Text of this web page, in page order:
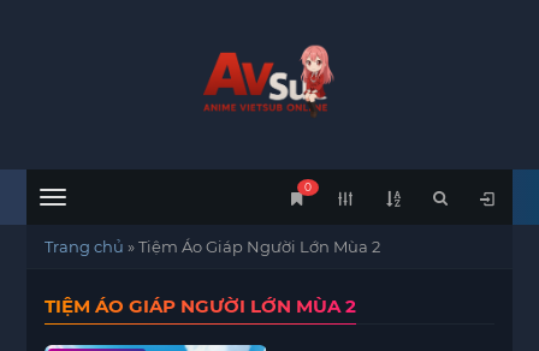
Menu
0
Trang chủ »Tiệm Áo Giáp Người Lớn Mùa 2
TIỆM ÁO GIÁP NGƯỜI LỚN MÙA 2